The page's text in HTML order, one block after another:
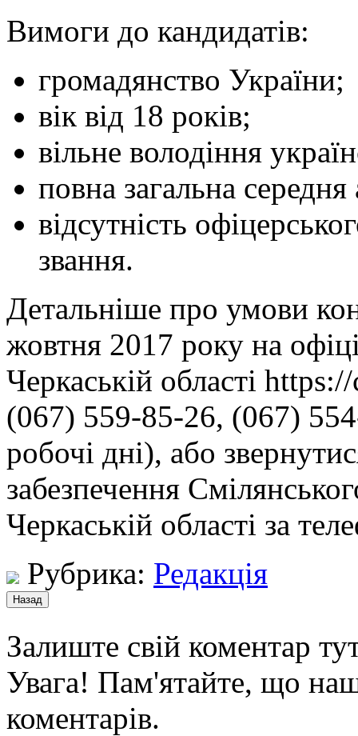
Вимоги до кандидатів:
громадянство України;
вік від 18 років;
вільне володіння
повна загальна
відсутність
звання.
Детальніше про умови
жовтня 2017 року на
Черкаській області
(067) 559-85-26, (067)
робочі дні), або
забезпечення
Черкаській області за
Рубрика: Редакція
Залиште свій коментар
Увага! Пам'ятайте, що
коментарів.